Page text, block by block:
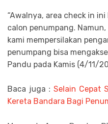
“Awalnya, area check in
calon penumpang.
kami mempersilakan
penumpang bisa
Pandu pada Kamis (4/11/
Baca juga : Selain Cepat
Kereta Bandara Bagi